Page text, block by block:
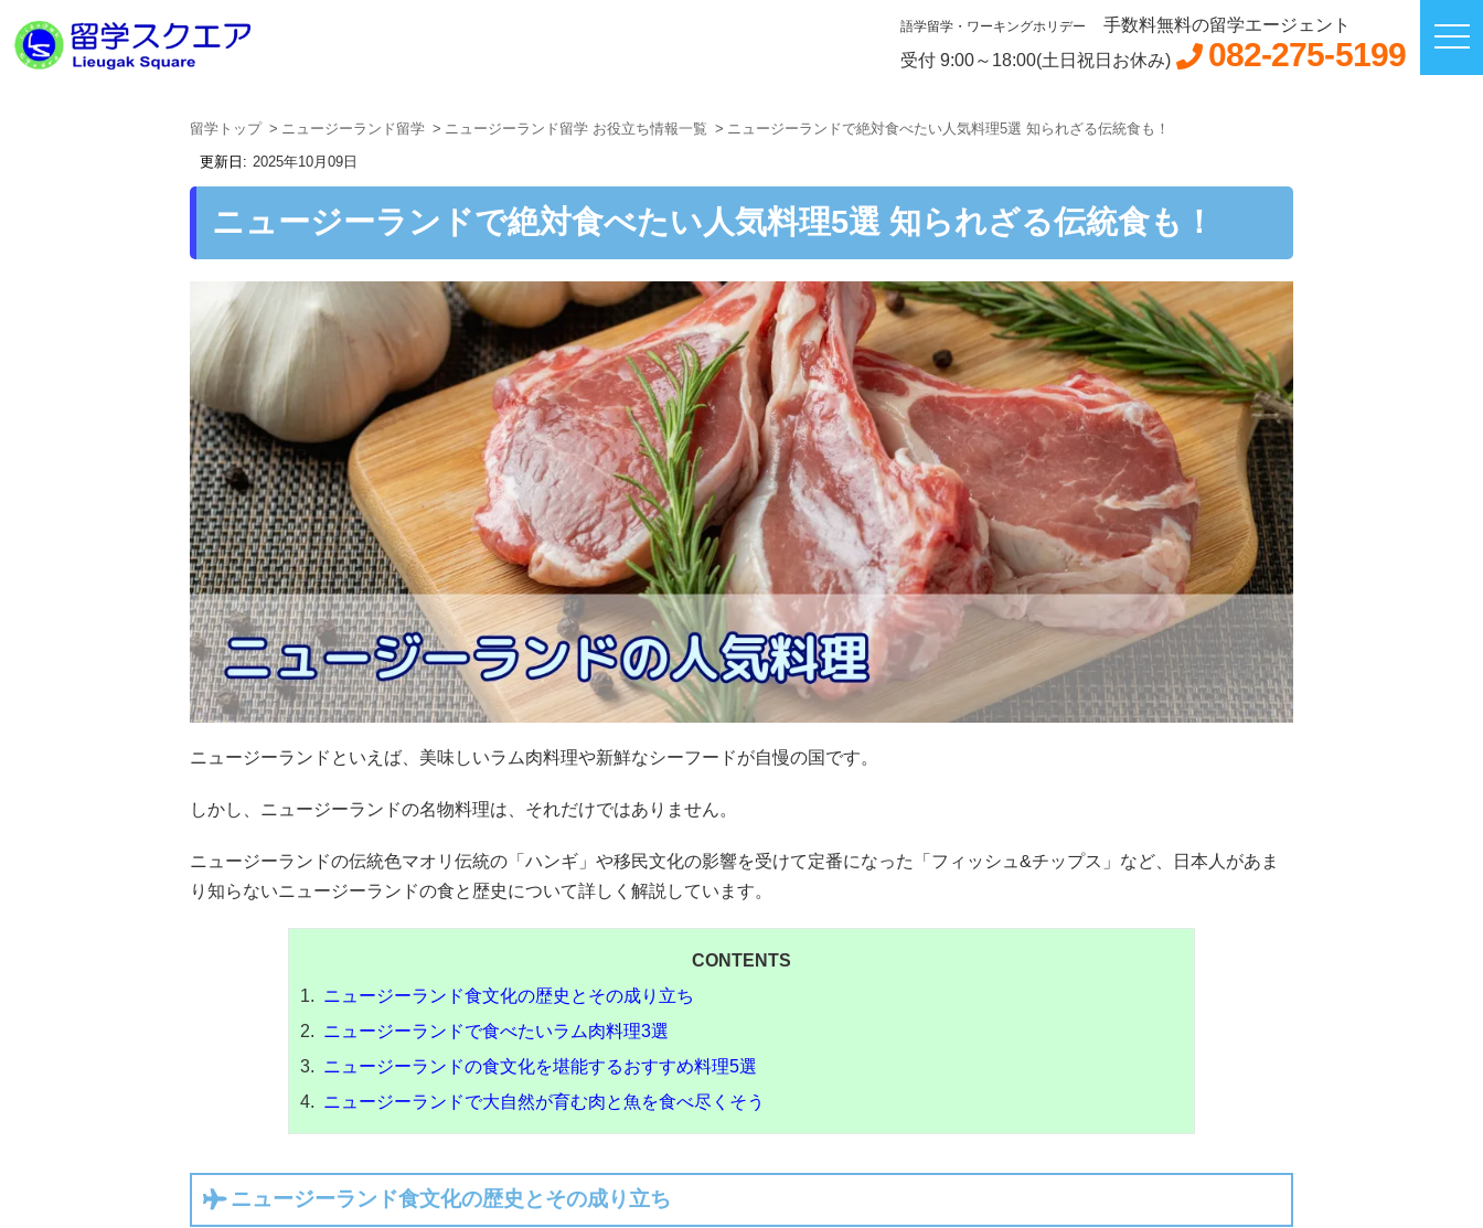
語学留学・ワーキングホリデー
手数料無料の留学エージェント
受付 9:00～18:00(土日祝日お休み)
082-275-5199
留学トップ ニュージーランド留学 ニュージーランド留学 お役立ち情報一覧
ニュージーランドで絶対食べたい人気料理5選 知られざる伝統食も！
2025年10月09日
ニュージーランドで絶対食べたい人気料理5選 知られざる伝統食も！
ニュージーランドといえば、美味しいラム肉料理や新鮮なシーフードが自慢の国です。
しかし、ニュージーランドの名物料理は、それだけではありません。
ニュージーランドの伝統色マオリ伝統の「ハンギ」や移民文化の影響を受けて定番になった「フィッシュ&チップス」など、日本人があま
り知らないニュージーランドの食と歴史について詳しく解説しています。
CONTENTS
ニュージーランド食文化の歴史とその成り立ち
ニュージーランドで食べたいラム肉料理3選
ニュージーランドの食文化を堪能するおすすめ料理5選
ニュージーランドで大自然が育む肉と魚を食べ尽くそう
ニュージーランド食文化の歴史とその成り立ち